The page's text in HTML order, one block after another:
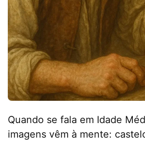
Quando se fala em Idade
imagens vêm à mente: